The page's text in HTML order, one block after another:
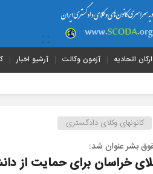
ارکان اتحادیه آزمون وکالت آرشیو اخبار
کانونهای وکلای دادگستری
بشر عنوان شد:
خراسان برای حمایت از